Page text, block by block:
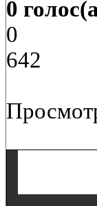
0
0
642